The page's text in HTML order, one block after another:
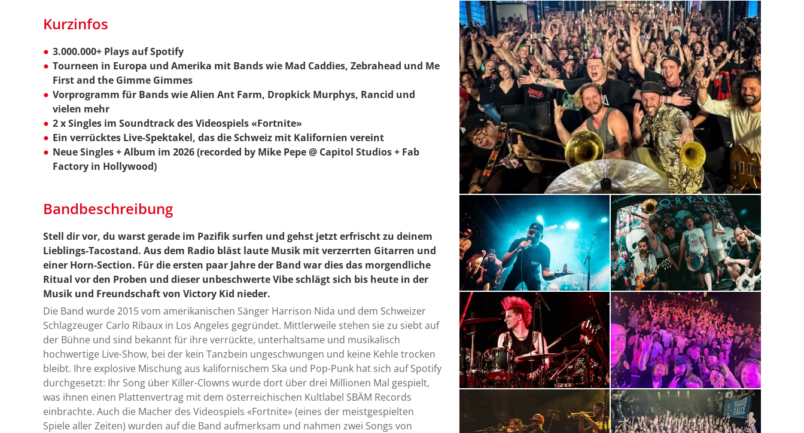
Kurzinfos
3.000.000+ Plays auf Spotify
Tourneen in Europa und Amerika mit Bands wie Mad Caddies, Zebrahead und Me
First and the Gimme Gimmes
Vorprogramm für Bands wie Alien Ant Farm, Dropkick Murphys, Rancid und
vielen mehr
2 x Singles im Soundtrack des Videospiels «Fortnite»
Ein verrücktes Live-Spektakel, das die Schweiz mit Kalifornien vereint
Neue Singles + Album im 2026 (recorded by Mike Pepe @ Capitol Studios + Fab
Factory in Hollywood)
Bandbeschreibung
Stell dir vor, du warst gerade im Pazifik surfen und gehst jetzt erfrischt zu deinem
Lieblings-Tacostand. Aus dem Radio bläst laute Musik mit verzerrten Gitarren und
einer Horn-Section. Für die ersten paar Jahre der Band war dies das morgendliche
Ritual vor den Proben und dieser unbeschwerte Vibe schlägt sich bis heute in der
Musik und Freundschaft von Victory Kid nieder.
Die Band wurde 2015 vom amerikanischen Sänger Harrison Nida und dem Schweizer
Schlagzeuger Carlo Ribaux in Los Angeles gegründet. Mittlerweile stehen sie zu siebt auf
der Bühne und sind bekannt für ihre verrückte, unterhaltsame und musikalisch
hochwertige Live-Show, bei der kein Tanzbein ungeschwungen und keine Kehle trocken
bleibt. Ihre explosive Mischung aus kalifornischem Ska und Pop-Punk hat sich auf Spotify
durchgesetzt: Ihr Song über Killer-Clowns wurde dort über drei Millionen Mal gespielt,
was ihnen einen Plattenvertrag mit dem österreichischen Kultlabel SBÄM Records
einbrachte. Auch die Macher des Videospiels «Fortnite» (eines der meistgespielten
Spiele aller Zeiten) wurden auf die Band aufmerksam und nahmen zwei Songs von